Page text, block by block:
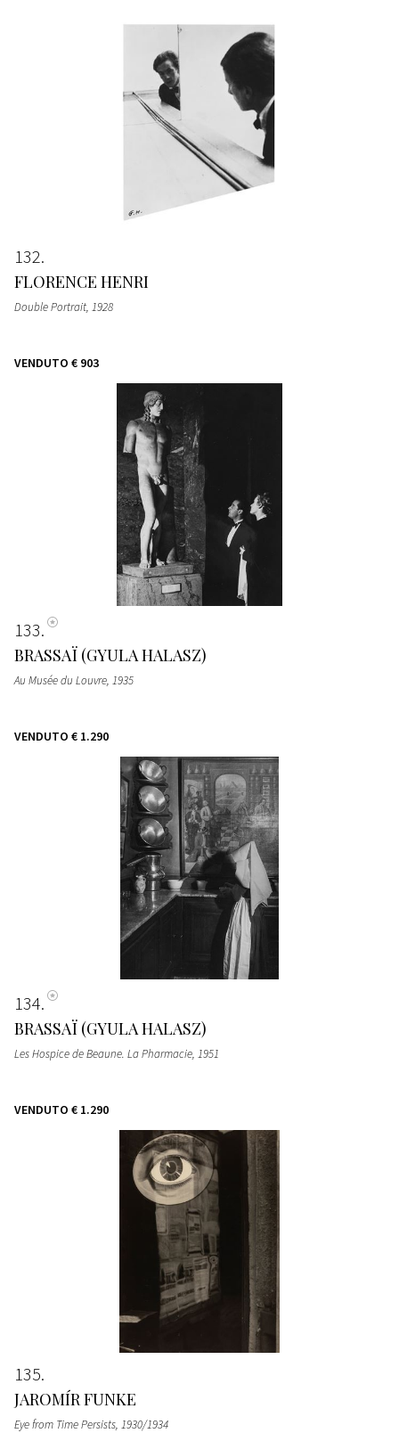
132
FLORENCE HENRI
Double Portrait, 1928
VENDUTO € 903
133
BRASSAÏ (GYULA HALASZ)
Au Musée du Louvre, 1935
VENDUTO € 1.290
134
BRASSAÏ (GYULA HALASZ)
Les Hospice de Beaune. La Pharmacie, 1951
VENDUTO € 1.290
135
JAROMÍR FUNKE
Eye from Time Persists, 1930/1934